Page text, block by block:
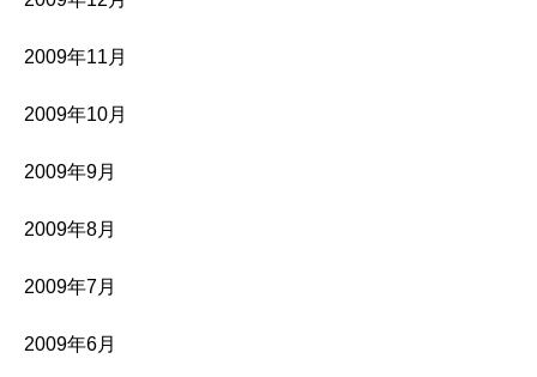
2009年11月
2009年10月
2009年9月
2009年8月
2009年7月
2009年6月